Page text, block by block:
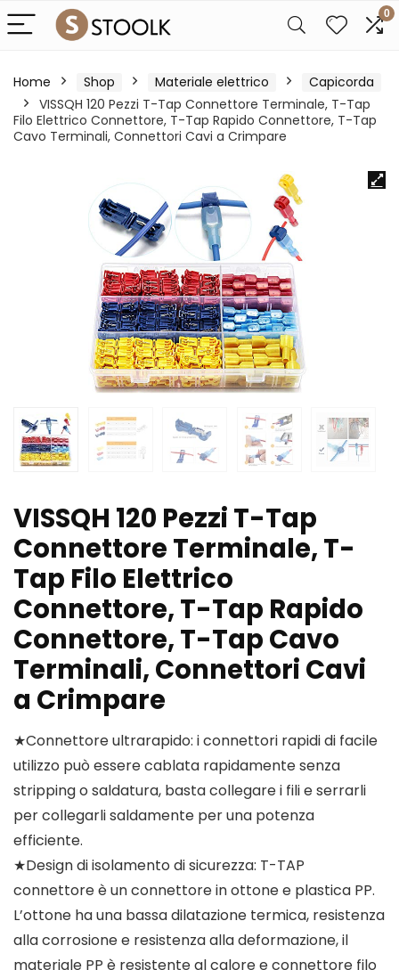
0
Home Shop Materiale elettrico
Capicorda
VISSQH 120 Pezzi T-Tap Connettore Terminale, T-Tap
Filo Elettrico Connettore, T-Tap Rapido Connettore, T-Tap
Cavo Terminali, Connettori Cavi a Crimpare
VISSQH 120 Pezzi T-Tap
Connettore Terminale, T-
Tap Filo Elettrico
Connettore, T-Tap Rapido
Connettore, T-Tap Cavo
Terminali, Connettori Cavi
a Crimpare
★Connettore ultrarapido: i connettori rapidi di facile
utilizzo può essere cablata rapidamente senza
stripping o saldatura, basta collegare i fili e serrarli
per collegarli saldamente per una potenza
efficiente.
★Design di isolamento di sicurezza: T-TAP
connettore è un connettore in ottone e plastica PP.
L’ottone ha una bassa dilatazione termica, resistenza
alla corrosione e resistenza alla deformazione, il
materiale PP è resistente al calore e connettore filo